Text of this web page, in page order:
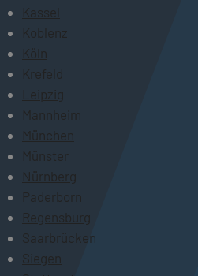
Kassel
Koblenz
Köln
Krefeld
Leipzig
Mannheim
München
Münster
Nürnberg
Paderborn
Regensburg
Saarbrücken
Siegen